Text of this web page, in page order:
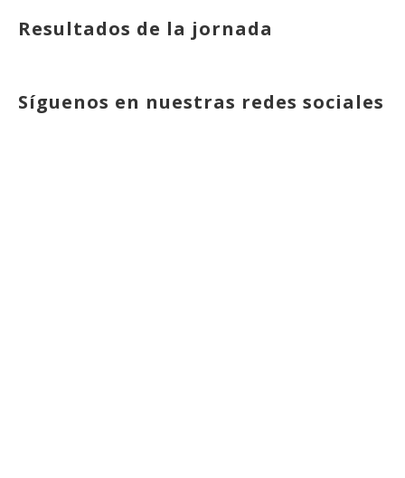
Resultados de la jornada
Síguenos en nuestras redes sociales